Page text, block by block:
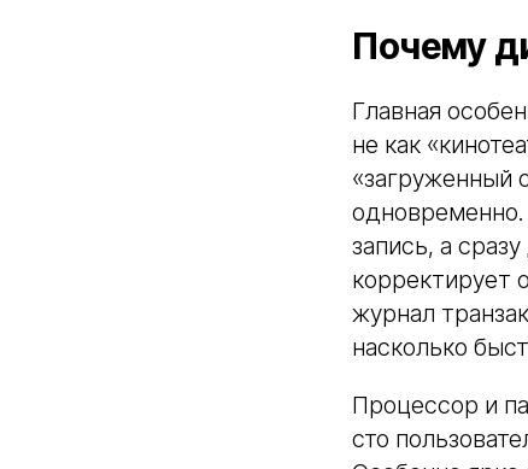
Почему
Главная
не как
«загруженный
запись, а
корректирует
журнал
насколько
Процессор и
сто